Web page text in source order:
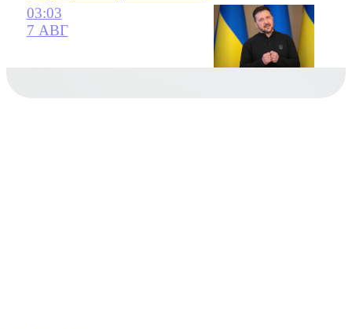
03:03
7 АВГ